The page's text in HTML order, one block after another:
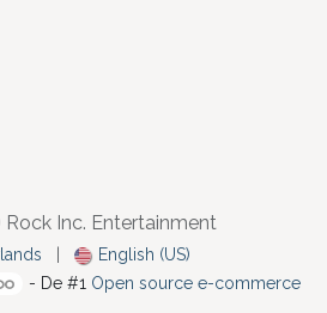
Inc. Entertainment
English (US)
- De #1 Open source e-commerce